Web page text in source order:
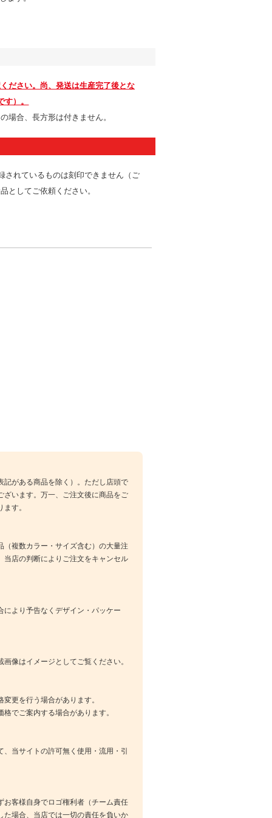
ださい。尚、発送は生産完了後とな
）。
場合、長方形は付きません。
されているものは刻印できません（ご
としてご依頼ください。
がある商品を除く）。ただし店頭で
ざいます。万一、ご注文後に商品をご
す。
複数カラー・サイズ含む）の大量注
店の判断によりご注文をキャンセル
より予告なくデザイン・パッケー
像はイメージとしてご覧ください。
更を行う場合があります。
でご案内する場合があります。
当サイトの許可無く使用・流用・引
客様自身でロゴ権利者（チーム責任
場合、当店では一切の責任を負いか